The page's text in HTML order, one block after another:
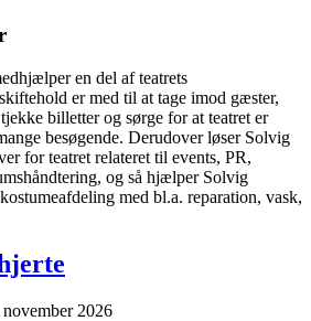
en del af teatrets
er med til at tage imod gæster,
billetter og sørge for at teatret er
besøgende. Derudover løser Solvig
for teatret relateret til events, PR,
og så hjælper Solvig
med bl.a. reparation, vask,
2026